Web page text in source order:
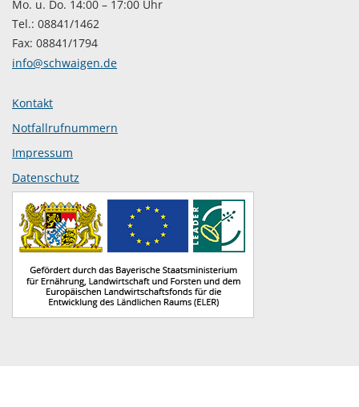
Mo. u. Do. 14:00 – 17:00 Uhr
Tel.: 08841/1462
Fax: 08841/1794
info@schwaigen.de
Kontakt
Notfallrufnummern
Impressum
Datenschutz